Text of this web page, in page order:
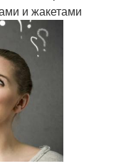
и жакетами